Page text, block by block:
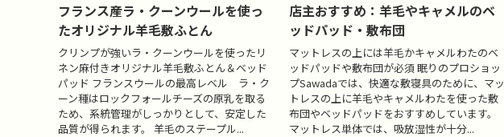
フランス産ラ・クーンウールを使っ
たオリジナル羊毛敷ふとん
クリンプが強いラ・クーンウールを使ったリ
ネン麻付きオリジナル羊毛敷ふとん＆ベッド
パッド フランスウールの最高レベル ラ・ク
ーン種はロックフォールチーズの原乳を取る
ため、系統管理がしっかりとして、安定した
品質が得られます。 羊毛のステープル...
店主おすすめ：羊毛やキャメルのベ
ッドパッド・敷布団
マットレスの上には羊毛かキャメルわたのベ
ッドパッドや敷布団が必須 眠りのプロショッ
プSawadaでは、快適な敷寝具のために、マッ
トレスの上に羊毛やキャメルわたを使った敷
布団やベッドパッドをおすすめしています。
マットレス単体では、吸放湿性が十分...